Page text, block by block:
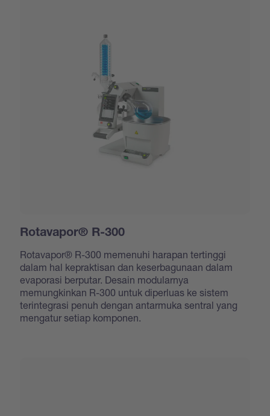
Rotavapor® R-300
Rotavapor® R-300 memenuhi harapan tertinggi
dalam hal kepraktisan dan keserbagunaan dalam
evaporasi berputar. Desain modularnya
memungkinkan R-300 untuk diperluas ke sistem
terintegrasi penuh dengan antarmuka sentral yang
mengatur setiap komponen.